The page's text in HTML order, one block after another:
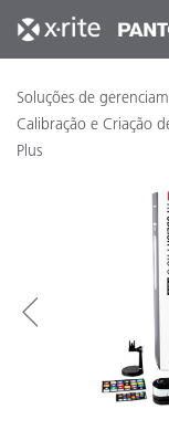
Soluções de
Calibração e Criação
Plus